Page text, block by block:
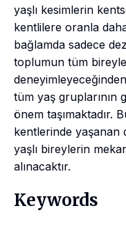
yaşlı kesimlerin
kentlilere oranla daha
bağlamda sadece
toplumun tüm
tüm yaş gruplarının
önem taşımaktadır.
kentlerinde yaşanan
yaşlı bireylerin
alınacaktır.
Keywords